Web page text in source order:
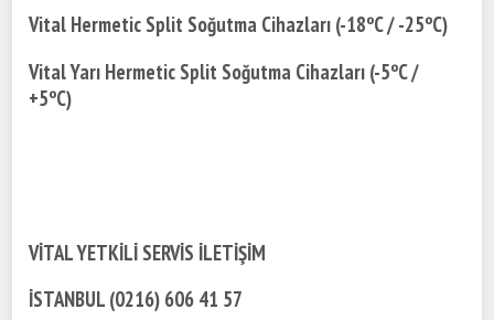
Vital Hermetic Split Soğutma Cihazları (-18ºC / -25ºC)
Vital Yarı Hermetic Split Soğutma Cihazları (-5ºC /
+5ºC)
VİTAL YETKİLİ SERVİS İLETİŞİM
İSTANBUL (0216) 606 41 57